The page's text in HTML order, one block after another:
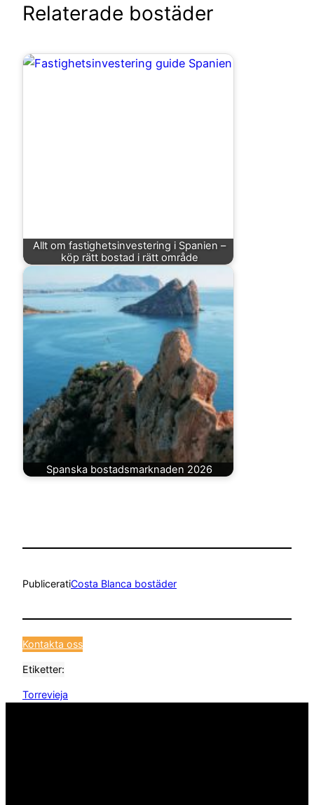
Relaterade bostäder
Allt om fastighetsinvestering i Spanien –
köp rätt bostad i rätt område
Spanska bostadsmarknaden 2026
PubliceratiCosta Blanca bostäder
Kontakta oss
Etiketter:
Torrevieja